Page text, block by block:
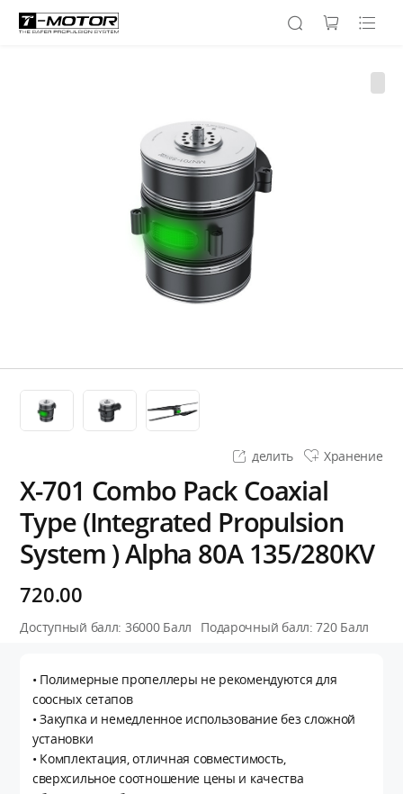
делить Хранение
X-701 Combo Pack Coaxial
Type (Integrated Propulsion
System ) Alpha 80A 135/280KV
720.00
Доступный балл: 36000 Балл Подарочный балл:720Балл
• Полимерные пропеллеры не рекомендуются для
соосных сетапов
• Закупка и немедленное использование без сложной
установки
• Комплектация, отличная совместимость,
сверхсильное соотношение цены и качества